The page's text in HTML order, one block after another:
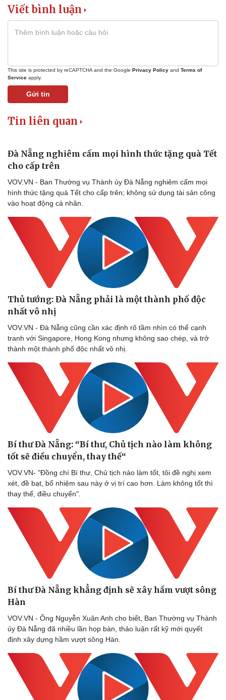
Thể thao
Thế giới thể thao
eSports
Hậu trường
Tư vấn
Viết bình luận
This site is protected by reCAPTCHA and the Google Privacy Policy and Terms of
Service apply.
Gửi tin
Tin liên quan
Đà Nẵng nghiêm cấm mọi hình thức tặng quà Tết
cho cấp trên
VOV.VN - Ban Thường vụ Thành ủy Đà Nẵng nghiêm cấm mọi
hình thức tặng quà Tết cho cấp trên; không sử dụng tài sản công
vào hoạt động cá nhân.
Thủ tướng: Đà Nẵng phải là một thành phố độc
nhất vô nhị
VOV.VN - Đà Nẵng cũng cần xác định rõ tầm nhìn có thể cạnh
tranh với Singapore, Hong Kong nhưng không sao chép, và trở
thành một thành phố độc nhất vô nhị.
Bí thư Đà Nẵng: “Bí thư, Chủ tịch nào làm không
tốt sẽ điều chuyển, thay thế“
VOV.VN- "Đồng chí Bí thư, Chủ tịch nào làm tốt, tôi đề nghị xem
xét, đề bạt, bổ nhiệm sau này ở vị trí cao hơn. Làm không tốt thì
thay thế, điều chuyển".
Bí thư Đà Nẵng khẳng định sẽ xây hầm vượt sông
Hàn
VOV.VN - Ông Nguyễn Xuân Anh cho biết, Ban Thường vụ Thành
ủy Đà Nẵng đã nhiều lần họp bàn, thảo luận rất kỹ mới quyết
định xây dựng hầm vượt sông Hàn.